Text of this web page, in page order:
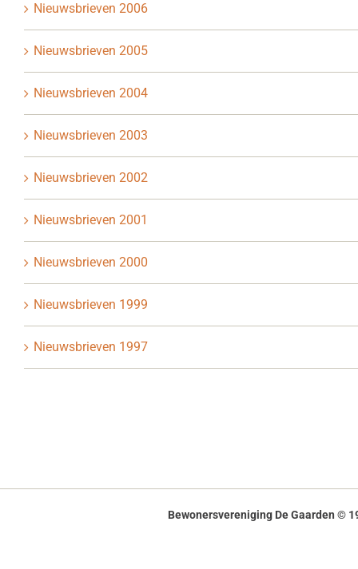
Nieuwsbrieven 2006
Nieuwsbrieven 2005
Nieuwsbrieven 2004
Nieuwsbrieven 2003
Nieuwsbrieven 2002
Nieuwsbrieven 2001
Nieuwsbrieven 2000
Nieuwsbrieven 1999
Nieuwsbrieven 1997
Bewonersvereniging De Gaarden ©